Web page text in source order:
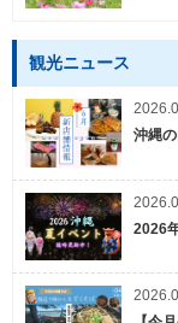
観光ニュース
沖縄
2026